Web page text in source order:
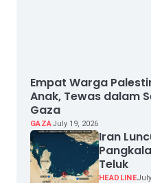
Empat Warga
Anak, Tewas dalam
Gaza
GAZAJuly 19, 2026
Iran
Teluk
HEADLINE